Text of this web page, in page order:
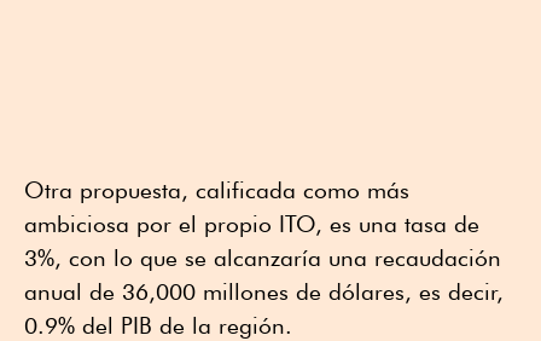
Otra propuesta, calificada como más
ambiciosa por el propio ITO, es una tasa de
3%, con lo que se alcanzaría una recaudación
anual de 36,000 millones de dólares, es decir,
0.9% del PIB de la región.